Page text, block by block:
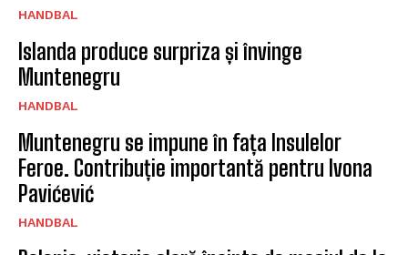
HANDBAL
Islanda produce surpriza și învinge
Muntenegru
HANDBAL
Muntenegru se impune în fața Insulelor
Feroe. Contribuție importantă pentru Ivona
Pavićević
HANDBAL